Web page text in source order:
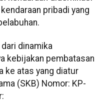
pribadi yang
dinamika
kebijakan pembatasan
ke atas yang diatur
(SKB) Nomor: KP-